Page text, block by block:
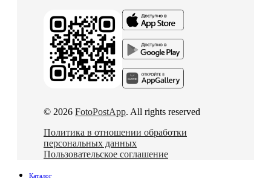
© 2026 FotoPostApp. All rights reserved
Политика в отношении обработки
персональных данных
Пользовательское соглашение
Каталог